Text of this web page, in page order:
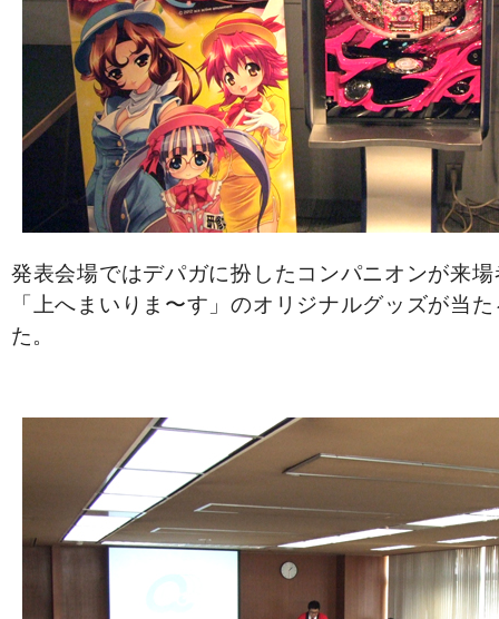
発表会場ではデパガに扮したコンパニオンが来
「上へまいりま〜す」のオリジナルグッズが当
た。